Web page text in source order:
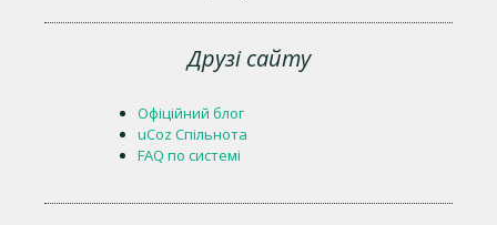
Друзі сайту
Офіційний блог
uCoz Спільнота
FAQ по системі